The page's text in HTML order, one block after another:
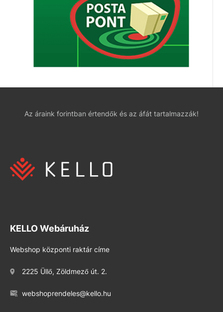
Az áraink forintban értendők és az áfát tartalmazzák!
KELLO Webáruház
Webshop központi raktár címe
2225 Üllő, Zöldmező út. 2.
webshoprendeles@kello.hu